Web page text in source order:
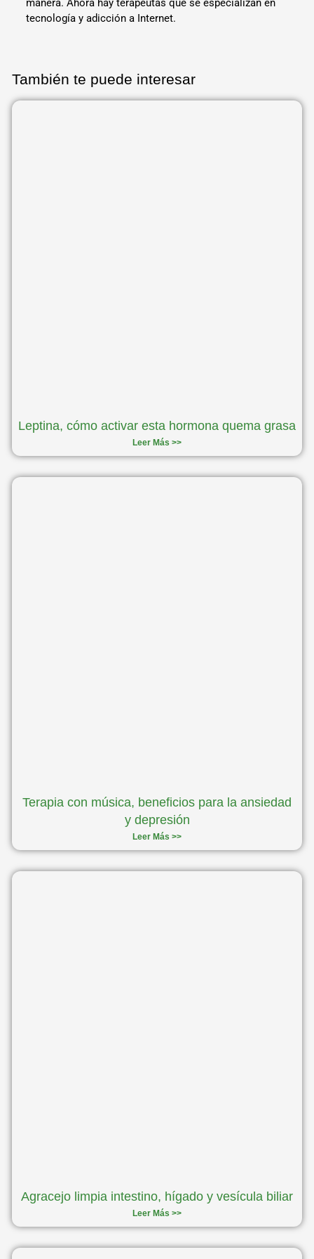
manera. Ahora hay terapeutas que se especializan en
tecnología y adicción a Internet.
También te puede interesar
Leptina, cómo activar esta hormona quema grasa
Leer Más >>
Terapia con música, beneficios para la ansiedad
y depresión
Leer Más >>
Agracejo limpia intestino, hígado y vesícula biliar
Leer Más >>